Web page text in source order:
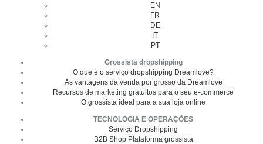
EN
FR
DE
IT
PT
Grossista dropshipping
O que é o serviço dropshipping Dreamlove?
As vantagens da venda por grosso da Dreamlove
Recursos de marketing gratuitos para o seu e-commerce
O grossista ideal para a sua loja online
TECNOLOGIA E OPERAÇÕES
Serviço Dropshipping
B2B Shop Plataforma grossista